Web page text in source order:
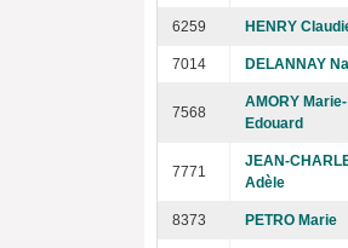
6259 HENRY
7014 DELANNAY
7568
AMORY Marie-
Edouard
7771
JEAN-
Adèle
8373 PETRO Marie